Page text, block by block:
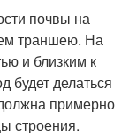
почвы на
траншею. На
и близким к
будет делаться
примерно
строения.